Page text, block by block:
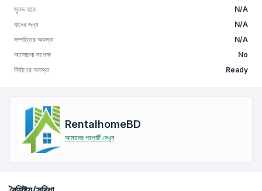
সুলভ হবে
N/A
যাদের জন্য
N/A
সম্পত্তির অবস্থা
N/A
আলোচনা সাপেক্ষ
No
নির্মাণের অবস্থা
Ready
RentalhomeBD
আমাদের প্রপার্টি দেখুন